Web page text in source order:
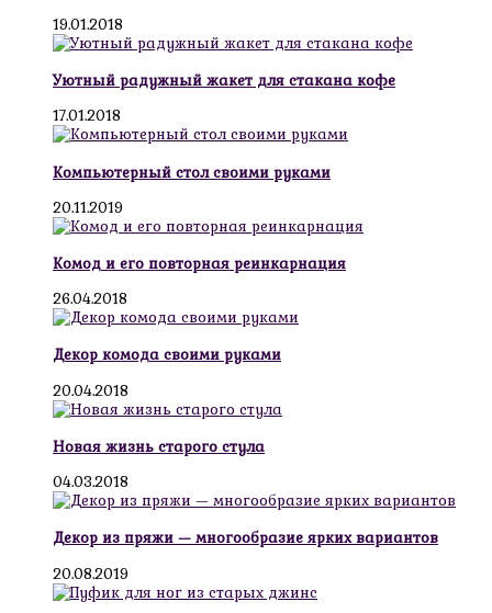
19.01.2018
Уютный радужный жакет для стакана кофе
17.01.2018
Компьютерный стол своими руками
20.11.2019
Комод и его повторная реинкарнация
26.04.2018
Декор комода своими руками
20.04.2018
Новая жизнь старого стула
04.03.2018
Декор из пряжи — многообразие ярких вариантов
20.08.2019